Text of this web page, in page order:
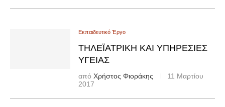
Εκπαιδευτικό Έργο
ΤΗΛΕΪΑΤΡΙΚΉ ΚΑΙ ΥΠΗΡΕΣΊΕΣ
ΥΓΕΊΑΣ
από Χρήστος Φιοράκης
11 Μαρτίου
2017